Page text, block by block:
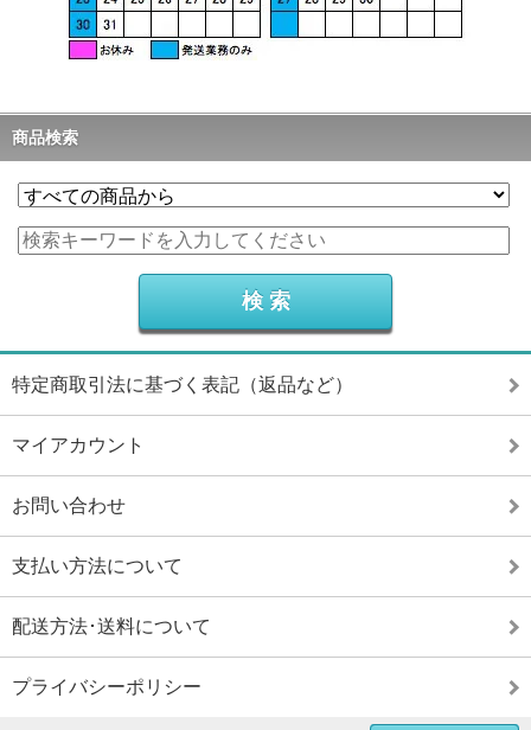
商品検索
特定商取引法に基づく表記（返品など）
マイアカウント
お問い合わせ
支払い方法について
配送方法･送料について
プライバシーポリシー